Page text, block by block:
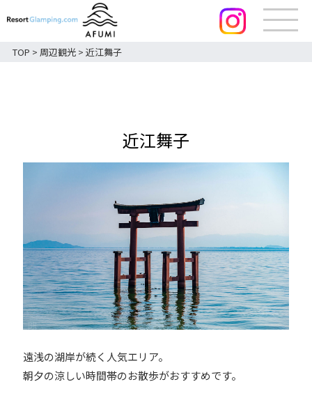
TOP >周辺観光 >近江舞子
近江舞子
遠浅の湖岸が続く人気エリア。
朝夕の涼しい時間帯のお散歩がおすすめです。